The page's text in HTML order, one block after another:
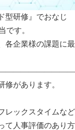
型研修』でおなじ
です。
各企業様の課題に最
があります。
レックスタイムなど
て人事評価のあり方